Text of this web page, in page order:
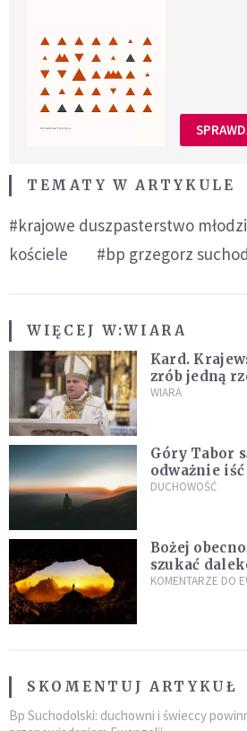
TEMATY W ARTYKULE
#krajowe duszpasterstwo
kościele
#bp grzegorz
WIĘCEJ W:WIARA
Kard.
zrób jedną
stanie się z
WIARA
Góry Tabor
odważnie
DUCHOWOŚĆ
Bożej
szukać
nauczyć się
KOMENTARZE DO
SKOMENTUJ ARTYKUŁ
Bp Suchodolski: duchowni i świeccy